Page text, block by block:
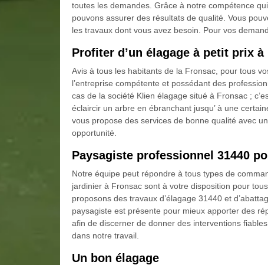
toutes les demandes. Grâce à notre compétence
pouvons assurer des résultats de qualité. Vous
les travaux dont vous avez besoin. Pour vos
Profiter d’un élagage à petit prix à
Avis à tous les habitants de la Fronsac, pour tous
l’entreprise compétente et possédant des
cas de la société Klien élagage situé à Fronsac ;
éclaircir un arbre en ébranchant jusqu’ à une
vous propose des services de bonne qualité avec
opportunité.
Paysagiste professionnel 31440
Notre équipe peut répondre à tous types de
jardinier à Fronsac sont à votre disposition pour
proposons des travaux d’élagage 31440 et
paysagiste est présente pour mieux apporter des
afin de discerner de donner des interventions
dans notre travail.
Un bon élagage